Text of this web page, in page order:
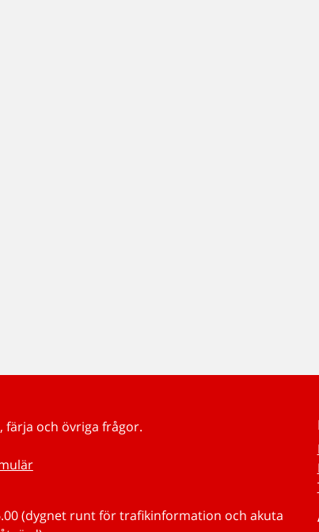
färja och övriga frågor.
(dygnet runt för trafikinformation och akuta